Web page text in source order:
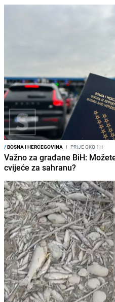
/BOSNA I HERCEGOVINA I PRIJE OKO 1H
Važno za građane BiH:
cvijeće za sahranu?